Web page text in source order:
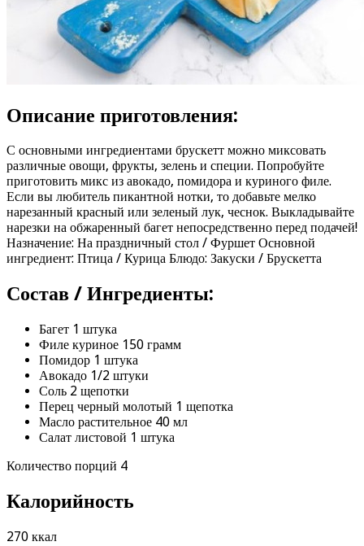
Описание приготовления:
С основными ингредиентами брускетт можно миксовать
различные овощи, фрукты, зелень и специи. Попробуйте
приготовить микс из авокадо, помидора и куриного филе.
Если вы любитель пикантной нотки, то добавьте мелко
нарезанный красный или зеленый лук, чеснок. Выкладывайте
нарезки на обжаренный багет непосредственно перед подачей!
Назначение: На праздничный стол / Фуршет Основной
ингредиент: Птица / Курица Блюдо: Закуски / Брускетта
Состав / Ингредиенты:
Багет 1 штука
Филе куриное 150 грамм
Помидор 1 штука
Авокадо 1/2 штуки
Соль 2 щепотки
Перец черный молотый 1 щепотка
Масло растительное 40 мл
Салат листовой 1 штука
Количество порций 4
Калорийность
270 ккал